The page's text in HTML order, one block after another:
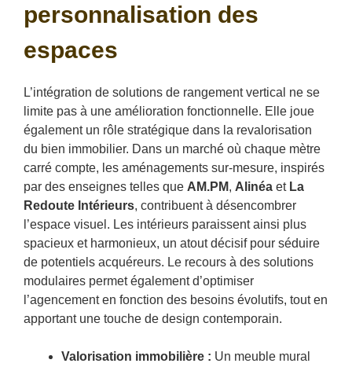
personnalisation des
espaces
L’intégration de solutions de rangement vertical ne se
limite pas à une amélioration fonctionnelle. Elle joue
également un rôle stratégique dans la revalorisation
du bien immobilier. Dans un marché où chaque mètre
carré compte, les aménagements sur-mesure, inspirés
par des enseignes telles que AM.PM, Alinéa et La
Redoute Intérieurs, contribuent à désencombrer
l’espace visuel. Les intérieurs paraissent ainsi plus
spacieux et harmonieux, un atout décisif pour séduire
de potentiels acquéreurs. Le recours à des solutions
modulaires permet également d’optimiser
l’agencement en fonction des besoins évolutifs, tout en
apportant une touche de design contemporain.
Valorisation immobilière : Un meuble mural